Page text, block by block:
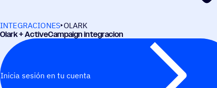
INTEGRACIONES OLARK
Olark + ActiveCampaign integracion
Inicia sesión en tu cuenta